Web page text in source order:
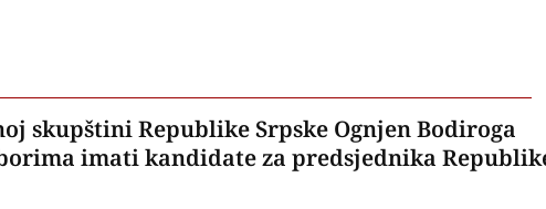
skupštini Republike Srpske Ognjen Bodiroga
imati kandidate za predsjednika